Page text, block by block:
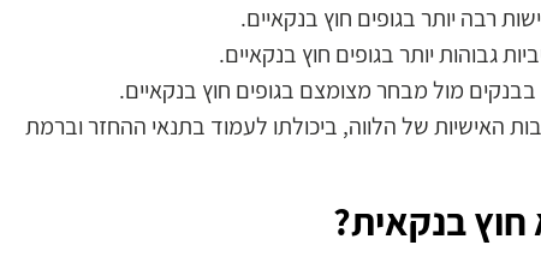
רבה יותר בגופים חוץ בנקאיים.
גבוהות יותר בגופים חוץ בנקאיים.
מול מבחר מצומצם בגופים חוץ בנקאיים.
האישיות של הלווה, ביכולתו לעמוד בתנאי ההחזר וברמת
בנקאית?